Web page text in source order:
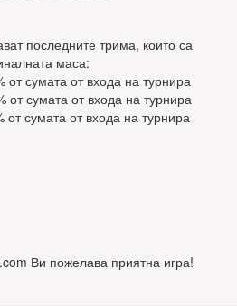
последните трима, които са
маса:
от сумата от входа на турнира
от сумата от входа на турнира
от сумата от входа на турнира
Ви пожелава приятна игра!